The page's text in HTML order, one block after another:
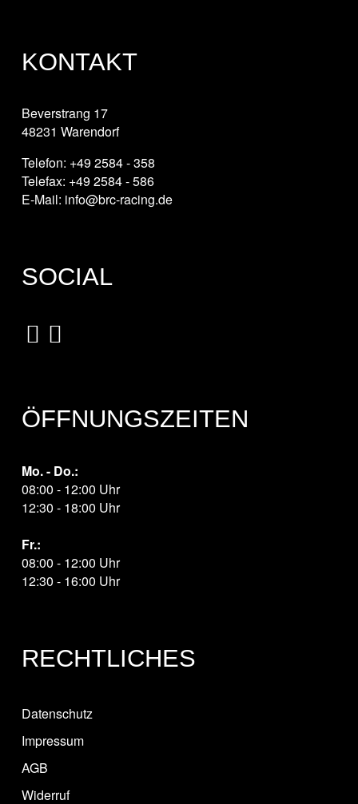
KONTAKT
Beverstrang 17
48231 Warendorf
Telefon: +49 2584 - 358
Telefax: +49 2584 - 586
E-Mail: info@brc-racing.de
SOCIAL
ÖFFNUNGSZEITEN
Mo. - Do.:
08:00 - 12:00 Uhr
12:30 - 18:00 Uhr
Fr.:
08:00 - 12:00 Uhr
12:30 - 16:00 Uhr
RECHTLICHES
Datenschutz
Impressum
AGB
Widerruf